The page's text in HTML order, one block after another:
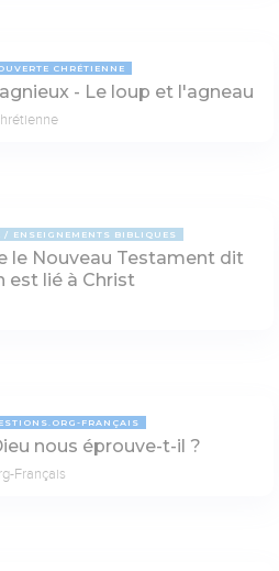
CHRÉTIENNE
- Le loup et l'agneau
ENSEIGNEMENTS BIBLIQUES
le Nouveau Testament dit
est lié à Christ
FRANÇAIS
nous éprouve-t-il ?
Français